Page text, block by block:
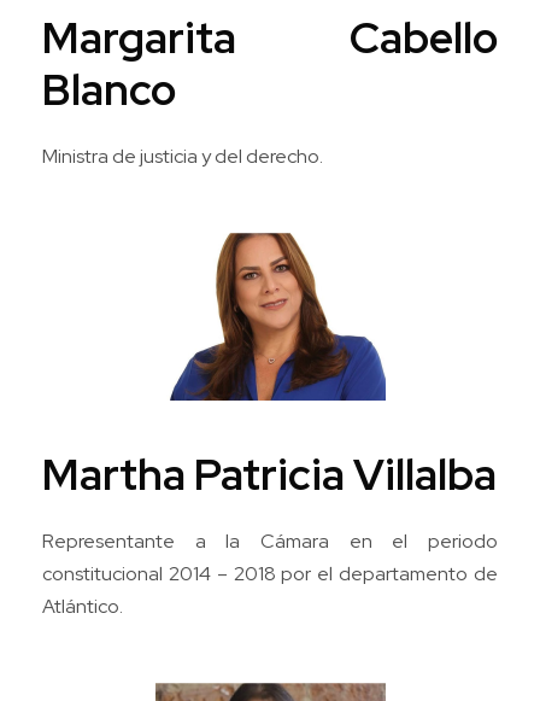
Margarita Cabello
Blanco
Ministra de justicia y del derecho.
Martha Patricia Villalba
Representante a la Cámara en el periodo
constitucional 2014 – 2018 por el departamento de
Atlántico.